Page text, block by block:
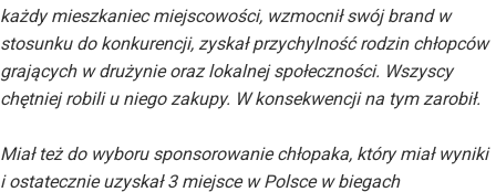
każdy mieszkaniec miejscowości, wzmocnił swój brand w
stosunku do konkurencji, zyskał przychylność rodzin chłopców
grających w drużynie oraz lokalnej społeczności. Wszyscy
chętniej robili u niego zakupy. W konsekwencji na tym zarobił.
Miał też do wyboru sponsorowanie chłopaka, który miał wyniki
i ostatecznie uzyskał 3 miejsce w Polsce w biegach